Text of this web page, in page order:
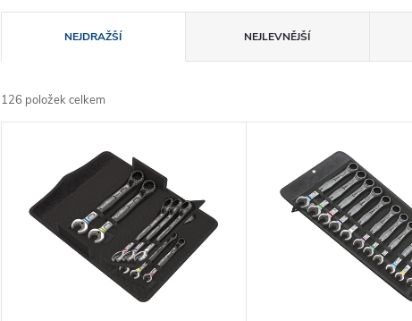
a
z
NEJDRAŽŠÍ NEJLEVNĚJŠÍ
126 položek celkem